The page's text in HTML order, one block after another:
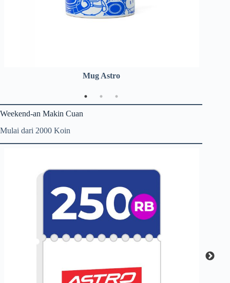
Mug Astro
Weekend-an Makin Cuan
Mulai dari 2000 Koin